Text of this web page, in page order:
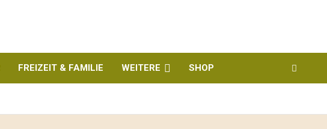
FREIZEIT & FAMILIE WEITERE SHOP